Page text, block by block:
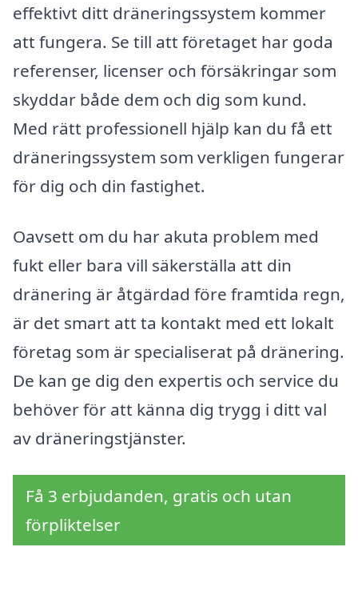
effektivt ditt dräneringssystem kommer
att fungera. Se till att företaget har goda
referenser, licenser och försäkringar som
skyddar både dem och dig som kund.
Med rätt professionell hjälp kan du få ett
dräneringssystem som verkligen fungerar
för dig och din fastighet.
Oavsett om du har akuta problem med
fukt eller bara vill säkerställa att din
dränering är åtgärdad före framtida regn,
är det smart att ta kontakt med ett lokalt
företag som är specialiserat på dränering.
De kan ge dig den expertis och service du
behöver för att känna dig trygg i ditt val
av dräneringstjänster.
Få 3 erbjudanden, gratis och utan
förpliktelser